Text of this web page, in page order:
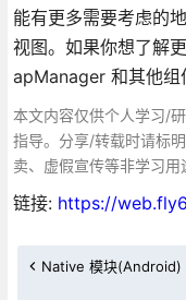
能有更多需要考虑的
视图。如果你想了解
apManager 和其他组
本文内容仅供个人学习/
指导。分享/转载时请标
卖、虚假宣传等非学习用
链接: https://
Native 模块(Android)